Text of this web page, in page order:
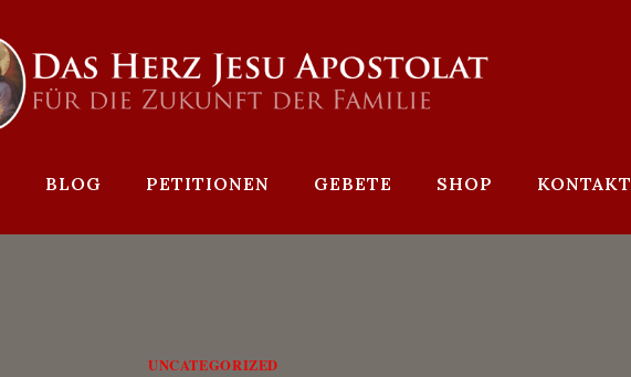
BLOG PETITIONEN GEBETE SHOP KONTAKT
UNCATEGORIZED